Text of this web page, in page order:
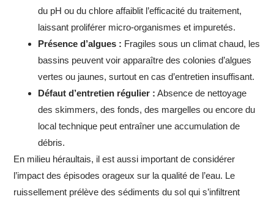
du pH ou du chlore affaiblit l’efficacité du traitement,
laissant proliférer micro-organismes et impuretés.
Présence d’algues : Fragiles sous un climat chaud, les
bassins peuvent voir apparaître des colonies d’algues
vertes ou jaunes, surtout en cas d’entretien insuffisant.
Défaut d’entretien régulier : Absence de nettoyage
des skimmers, des fonds, des margelles ou encore du
local technique peut entraîner une accumulation de
débris.
En milieu héraultais, il est aussi important de considérer
l’impact des épisodes orageux sur la qualité de l’eau. Le
ruissellement prélève des sédiments du sol qui s’infiltrent